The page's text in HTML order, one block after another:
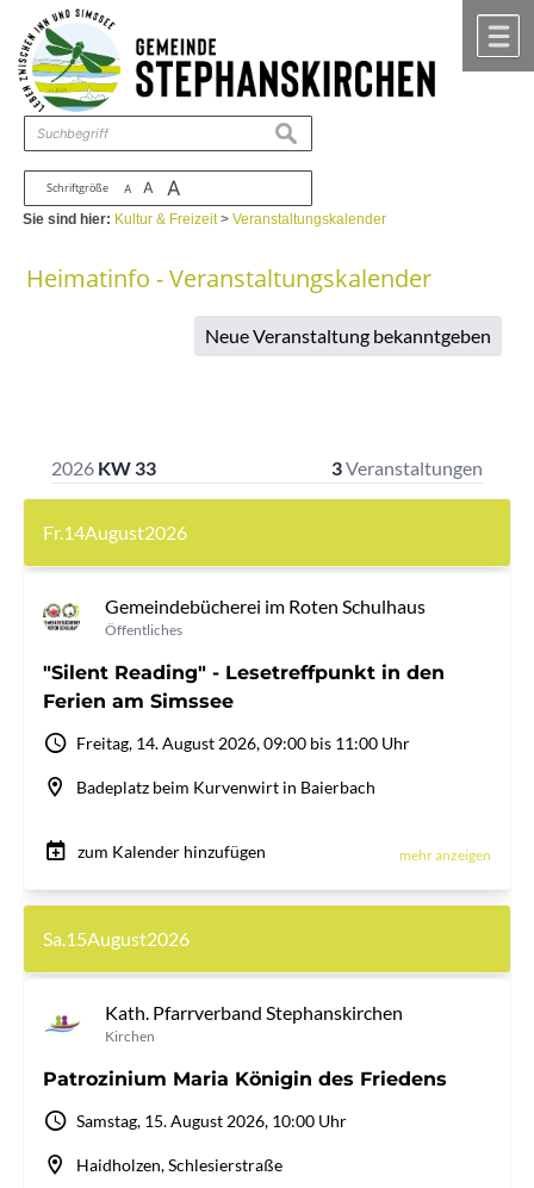
Zum Inhalt ,zur Navigation
Schriftgröße A A A
suchen
Sie sind hier: Kultur & Freizeit>Veranstaltungskalender
Heimatinfo - Veranstaltungskalender